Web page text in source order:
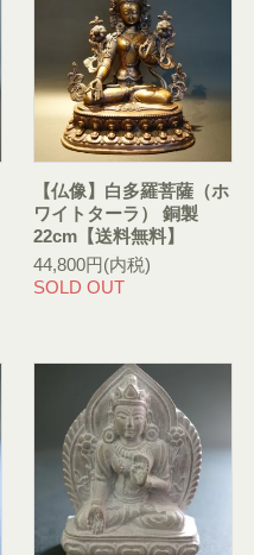
【仏像】白多羅菩薩（ホ
ワイトターラ） 銅製
22cm【送料無料】
44,800円(内税)
SOLD OUT